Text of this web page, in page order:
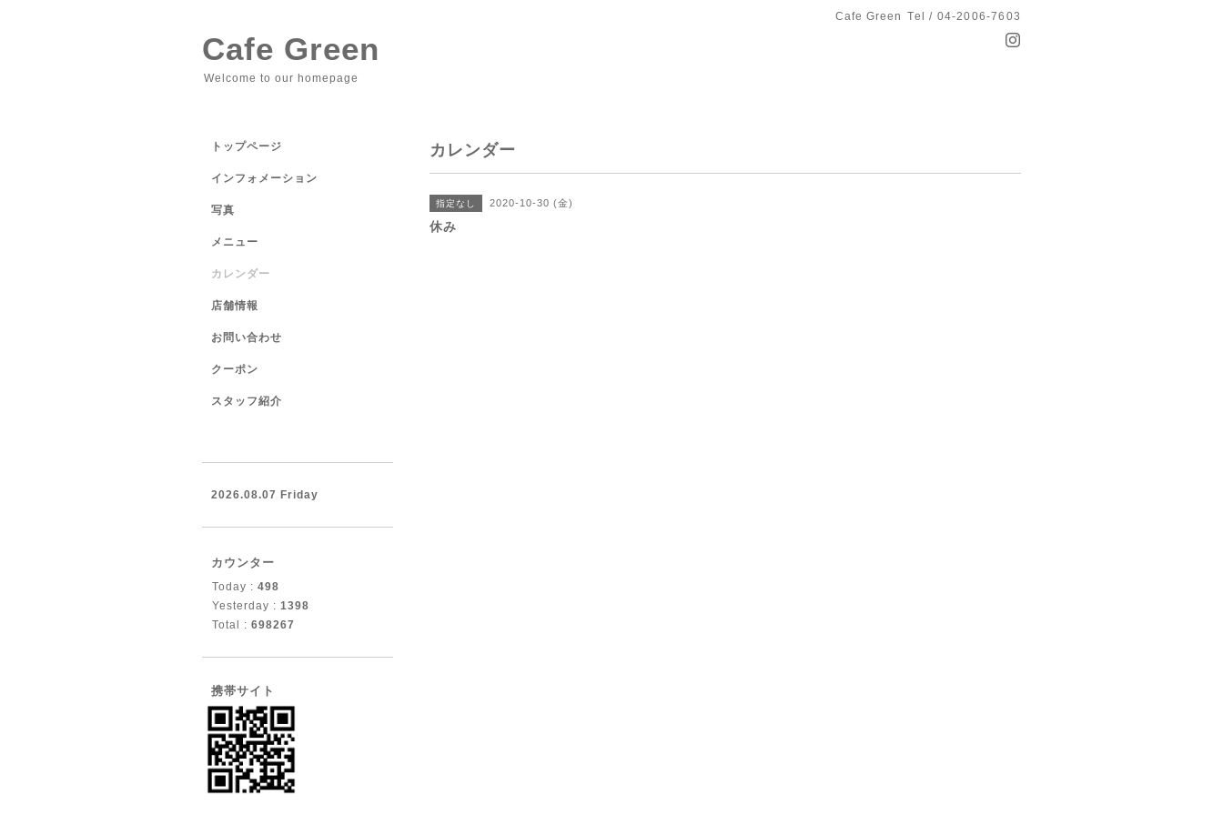
Cafe Green Tel / 04-2006-7603
Cafe Green
Welcome to our homepage
カレンダー
指定なし 2020-10-30 (金)
休み
トップページ
インフォメーション
写真
メニュー
カレンダー
店舗情報
お問い合わせ
クーポン
スタッフ紹介
2026.08.07 Friday
カウンター
Today : 498
Yesterday : 1398
Total : 698267
携帯サイト